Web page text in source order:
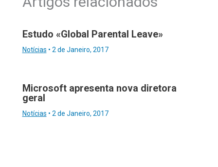
Estudo «Global Parental Leave»
Notícias • 2 de Janeiro, 2017
Microsoft apresenta nova diretora
geral
Notícias • 2 de Janeiro, 2017